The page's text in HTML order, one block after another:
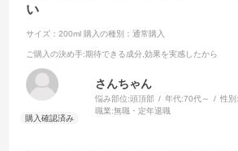
い
サイズ：200ml 購入の種別：通常購入
ご購入の決め手:期待できる成分,効果を実感したから
さんちゃん
悩み部位:頭頂部 年代:70代～ 性別:
職業:無職・定年退職